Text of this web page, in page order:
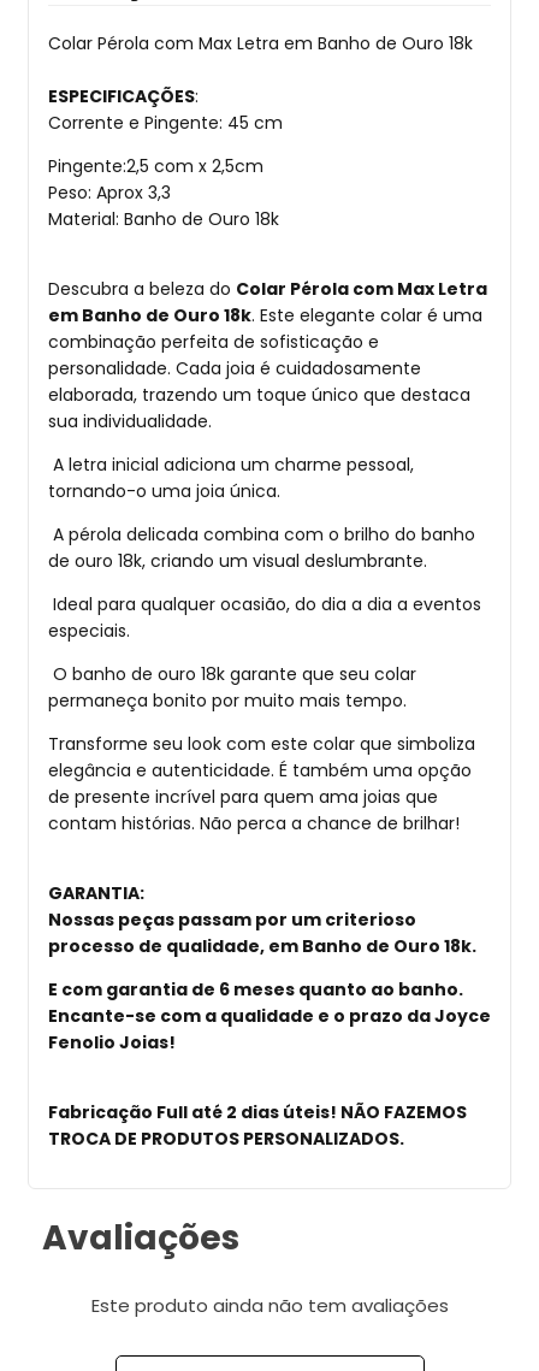
Colar Pérola com Max Letra em Banho de Ouro 18k
ESPECIFICAÇÕES:
Corrente e Pingente: 45 cm
Pingente:2,5 com x 2,5cm
Peso: Aprox 3,3
Material: Banho de Ouro 18k
Descubra a beleza do Colar Pérola com Max Letra
em Banho de Ouro 18k. Este elegante colar é uma
combinação perfeita de sofisticação e
personalidade. Cada joia é cuidadosamente
elaborada, trazendo um toque único que destaca
sua individualidade.
A letra inicial adiciona um charme pessoal,
tornando-o uma joia única.
A pérola delicada combina com o brilho do banho
de ouro 18k, criando um visual deslumbrante.
Ideal para qualquer ocasião, do dia a dia a eventos
especiais.
O banho de ouro 18k garante que seu colar
permaneça bonito por muito mais tempo.
Transforme seu look com este colar que simboliza
elegância e autenticidade. É também uma opção
de presente incrível para quem ama joias que
contam histórias. Não perca a chance de brilhar!
GARANTIA:
Nossas peças passam por um criterioso
processo de qualidade, em Banho de Ouro 18k.
E com garantia de 6 meses quanto ao banho.
Encante-se com a qualidade e o prazo da Joyce
Fenolio Joias!
Fabricação Full até 2 dias úteis! NÃO FAZEMOS
TROCA DE PRODUTOS PERSONALIZADOS.
Avaliações
Este produto ainda não tem avaliações